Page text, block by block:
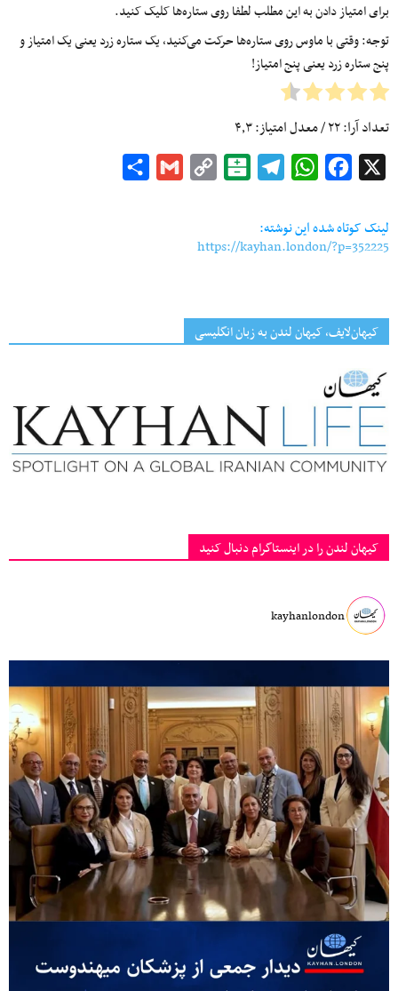
برای امتیاز دادن به این مطلب لطفا روی ستاره‌ها کلیک کنید.
توجه: وقتی با ماوس روی ستاره‌ها حرکت می‌کنید، یک ستاره زرد یعنی یک امتیاز و
پنج ستاره زرد یعنی پنج امتیاز!
تعداد آرا:۲۲/ معدل امتیاز:۴٫۳
Facebook
WhatsApp
Telegram
Balatarin
Copy
Gmail
لینک کوتاه شده این نوشته:
https://kayhan.london/?p=352225
کیهان‌لایف، کیهان لندن به زبان انگلیسی
کیهان لندن را در اینستاگرام دنبال کنید
kayhanlondon